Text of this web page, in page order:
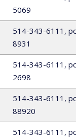
5069
514-343-6111,
8931
514-343-6111,
2698
514-343-6111,
88920
514-343-6111,